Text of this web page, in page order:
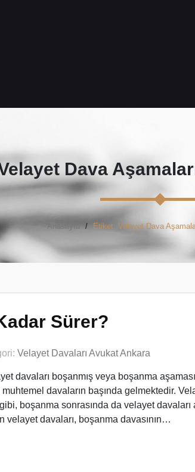
Dava
Anasayfa Etiket: Velayet Dava
Sürer?
Velayet Davaları Avukat Ankara
davaları boşanmış veya boşanma
davaların başında gelmektedir.
boşanma sonrasında da velayet davaları
velayet davaları, boşanma davasının…